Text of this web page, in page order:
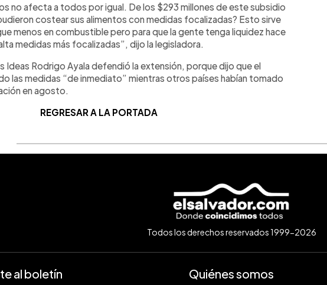
no afecta a todos por igual. De los $293 millones de este subsidio
costear sus alimentos con medidas focalizadas? Esto sirve
menos en combustible pero para que la gente tenga liquidez hace
medidas más focalizadas”, dijo la legisladora.
Ideas Rodrigo Ayala defendió la extensión, porque dijo que el
las medidas “de inmediato” mientras otros países habían tomado
en agosto.
REGRESAR A LA PORTADA
Todos los derechos reservados 1999-2026
al boletín Quiénes somos